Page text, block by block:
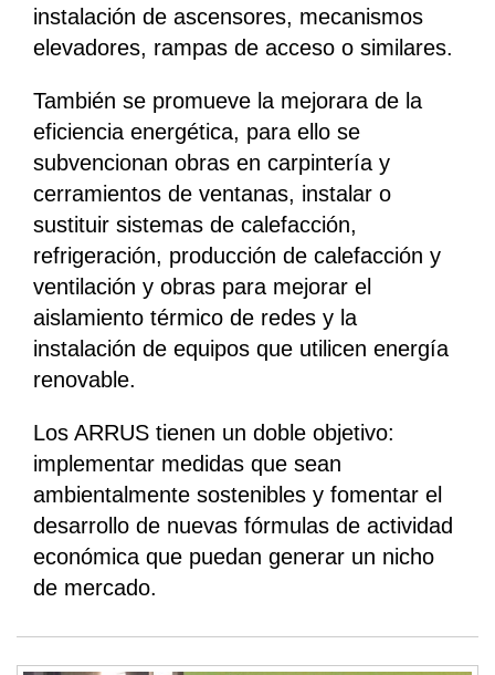
instalación de ascensores, mecanismos
elevadores, rampas de acceso o similares.
También se promueve la mejorara de la
eficiencia energética, para ello se
subvencionan obras en carpintería y
cerramientos de ventanas, instalar o
sustituir sistemas de calefacción,
refrigeración, producción de calefacción y
ventilación y obras para mejorar el
aislamiento térmico de redes y la
instalación de equipos que utilicen energía
renovable.
Los ARRUS tienen un doble objetivo:
implementar medidas que sean
ambientalmente sostenibles y fomentar el
desarrollo de nuevas fórmulas de actividad
económica que puedan generar un nicho
de mercado.